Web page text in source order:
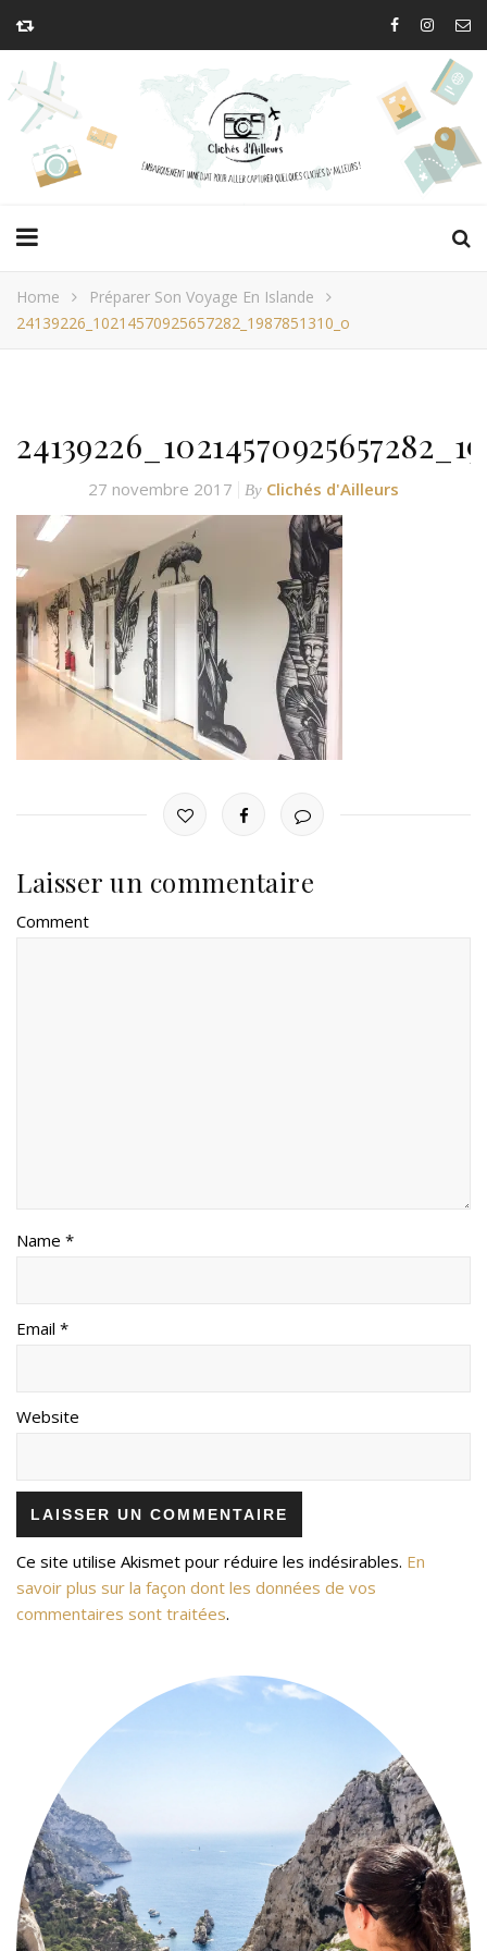
Home
Préparer Son Voyage En Islande
24139226_10214570925657282_1987851310_o
27 novembre 2017 By Clichés d'Ailleurs
Laisser un commentaire
Comment
Name *
Email *
Website
Ce site utilise Akismet pour réduire les indésirables. En
savoir plus sur la façon dont les données de vos
commentaires sont traitées.